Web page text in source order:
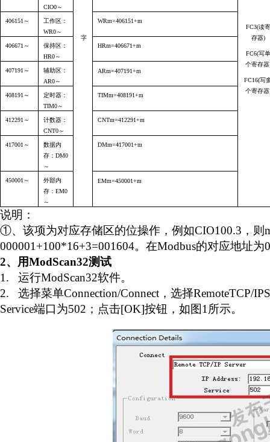
CIO0～
字
FC3(读寄
存器)
FC6(写单
个寄存器
FC16(写
个寄存器
406151 ～
工作区：
WR0～
WRm=406151+m
406671 ～
保持区：
HR0～
HRm=406671+m
407191 ～
辅助区：
AR0～
ARm=407191+m
408191 ～
定时器：
TIM0～
TIMm=408191+m
412291 ～
计数器：
CNT0～
CNTm=412291+m
417001 ～
数据内
存： DM0
～
DMm=417001+m
450001 ～
外部内
存： EM0
～
EMm=450001+m
说明：
①、该项为对应存储区的位操作，例如CIO100.3 ，则
000001+100*16+3=001604。在Modbus的对应地址为0
2、用ModScan32测试
1.
运行ModScan32软件。
2.
选择菜单Connection/Connect ，选择RemoteTCP/
Service端口为502 ；点击[OK]按钮，如图1 所示。